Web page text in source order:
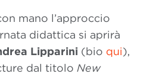
mano l’approccio
didattica si aprirà
Lipparini (bio qui),
dal titolo New